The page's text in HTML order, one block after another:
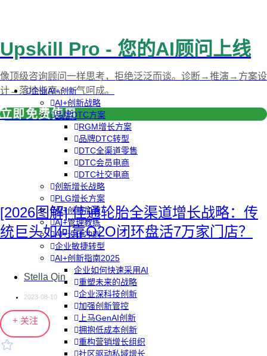
企业AI+创新
AI+创新战略
品牌DTC方案
RGM增长方案
品牌DTC转型
DTC全渠道零售
DTC会员电商
DTC社交电商
创新增长战略
PLG增长方案
AI+创新加速
AI+管理教练
AI+设计冲刺
企业敏捷转型
AI+创新指南2025
企业如何快速采用AI
重塑未来的战略
企业深科技创新
加强创新管控
上马GenAI创新
拥抱低成本创新
重构营销增长组织
社区驱动私域增长
Upskill Pro - 您的AI顾问上线
像顶级咨询顾问一样思考，拒绝泛泛而谈。诊断→推演→方案设
计→落地指南，一气呵成。
立即免费使用
[2026图解] 佳通轮胎全渠道增长战略：传
统巨头如何靠O2O闭环盘活7万家门店？
Stella Qin
2023-08-10
+ 关注